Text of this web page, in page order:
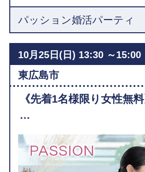
パッション婚活パーティ
10月25日(日) 13:30 ～15:00
東広島市
《先着1名様限り女性無
…